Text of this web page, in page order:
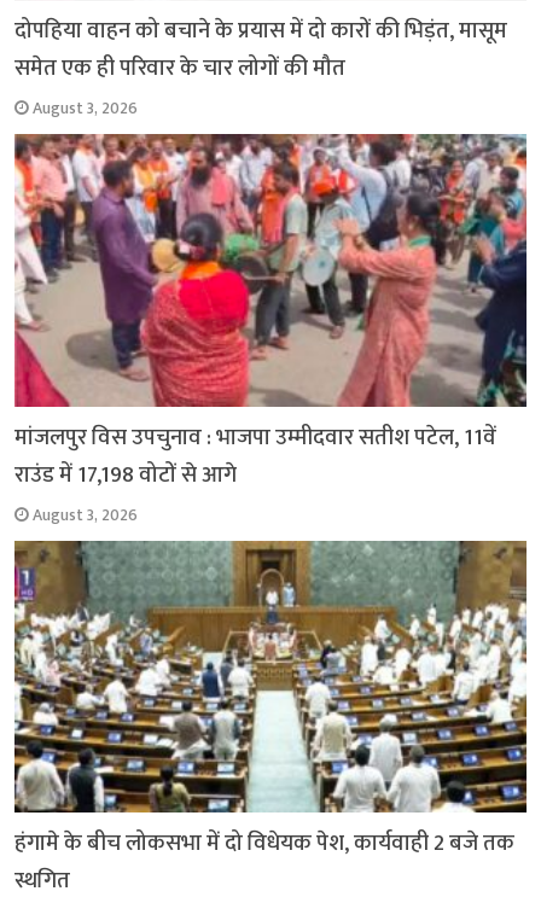
दोपहिया वाहन को बचाने के प्रयास में दो कारों की भिड़ंत, मासूम
समेत एक ही परिवार के चार लोगों की मौत
August 3, 2026
मांजलपुर विस उपचुनाव : भाजपा उम्मीदवार सतीश पटेल, 11वें
राउंड में 17,198 वोटों से आगे
August 3, 2026
हंगामे के बीच लोकसभा में दो विधेयक पेश, कार्यवाही 2 बजे तक
स्थगित